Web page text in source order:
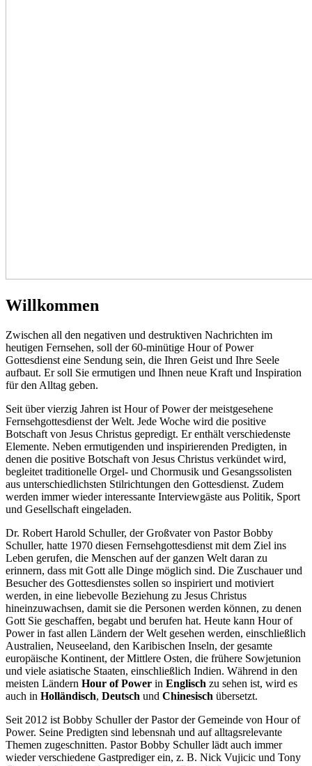
Willkommen
Zwischen all den negativen und destruktiven Nachrichten im
heutigen Fernsehen, soll der 60-minütige Hour of Power
Gottesdienst eine Sendung sein, die Ihren Geist und Ihre Seele
aufbaut. Er soll Sie ermutigen und Ihnen neue Kraft und Inspiration
für den Alltag geben.
Seit über vierzig Jahren ist Hour of Power der meistgesehene
Fernsehgottesdienst der Welt. Jede Woche wird die positive
Botschaft von Jesus Christus gepredigt. Er enthält verschiedenste
Elemente. Neben ermutigenden und inspirierenden Predigten, in
denen die positive Botschaft von Jesus Christus verkündet wird,
begleitet traditionelle Orgel- und Chormusik und Gesangssolisten
aus unterschiedlichsten Stilrichtungen den Gottesdienst. Zudem
werden immer wieder interessante Interviewgäste aus Politik, Sport
und Gesellschaft eingeladen.
Dr. Robert Harold Schuller, der Großvater von Pastor Bobby
Schuller, hatte 1970 diesen Fernsehgottesdienst mit dem Ziel ins
Leben gerufen, die Menschen auf der ganzen Welt daran zu
erinnern, dass mit Gott alle Dinge möglich sind. Die Zuschauer und
Besucher des Gottesdienstes sollen so inspiriert und motiviert
werden, in eine liebevolle Beziehung zu Jesus Christus
hineinzuwachsen, damit sie die Personen werden können, zu denen
Gott Sie geschaffen, begabt und berufen hat. Heute kann Hour of
Power in fast allen Ländern der Welt gesehen werden, einschließlich
Australien, Neuseeland, den Karibischen Inseln, der gesamte
europäische Kontinent, der Mittlere Osten, die frühere Sowjetunion
und viele asiatische Staaten, einschließlich Indien. Während in den
meisten Ländern Hour of Power in Englisch zu sehen ist, wird es
auch in Holländisch, Deutsch und Chinesisch übersetzt.
Seit 2012 ist Bobby Schuller der Pastor der Gemeinde von Hour of
Power. Seine Predigten sind lebensnah und auf alltagsrelevante
Themen zugeschnitten. Pastor Bobby Schuller lädt auch immer
wieder verschiedene Gastprediger ein, z. B. Nick Vujicic und Tony